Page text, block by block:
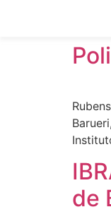
de